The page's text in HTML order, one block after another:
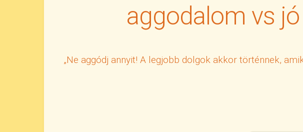
aggodalom vs
„Ne aggódj annyit! A legjobb dolgok akkor történnek,